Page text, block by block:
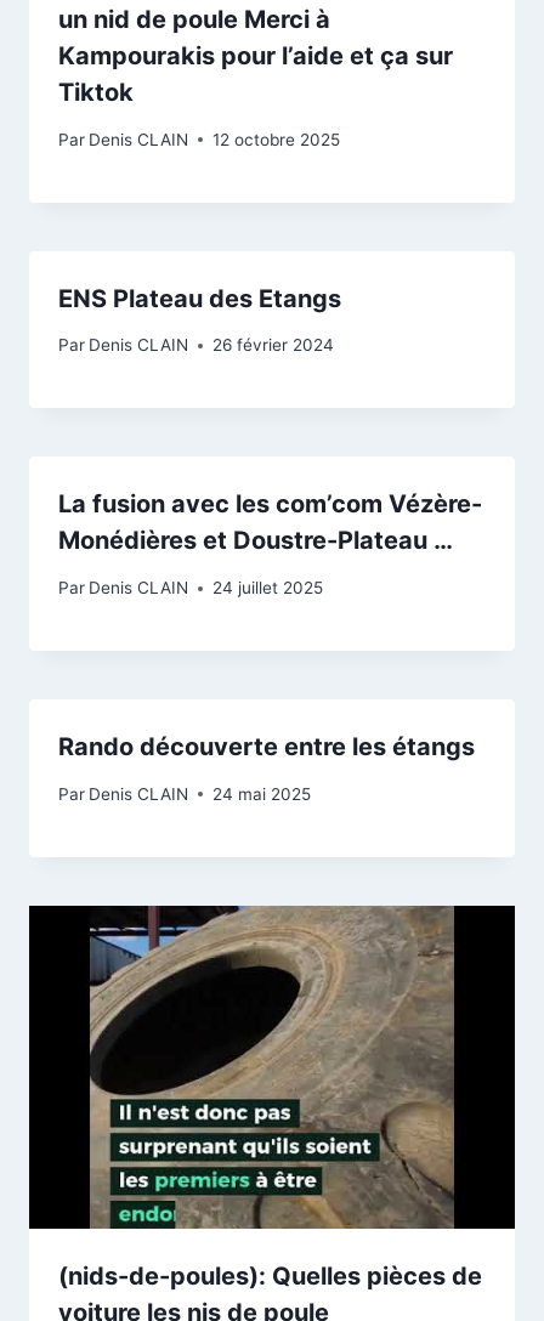
un nid de poule Merci à
Kampourakis pour l’aide et ça sur
Tiktok
Par Denis CLAIN 12 octobre 2025
ENS Plateau des Etangs
Par Denis CLAIN 26 février 2024
La fusion avec les com’com Vézère-
Monédières et Doustre-Plateau …
Par Denis CLAIN 24 juillet 2025
Rando découverte entre les étangs
Par Denis CLAIN 24 mai 2025
(nids-de-poules): Quelles pièces de
voiture les nis de poule